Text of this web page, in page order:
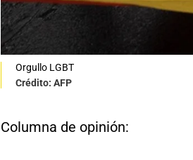
Orgullo LGBT
Crédito: AFP
Columna de opinión: